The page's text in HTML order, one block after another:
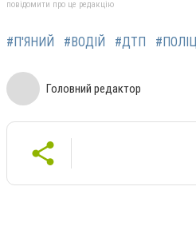
повідомити про це редакцію
#П'ЯНИЙ #ВОДІЙ #ДТП
Головний редактор